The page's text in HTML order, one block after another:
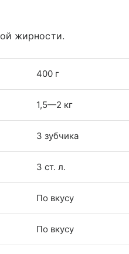
жирности.
400 г
1,5—2 кг
3 зубчика
3 ст. л.
По вкусу
По вкусу